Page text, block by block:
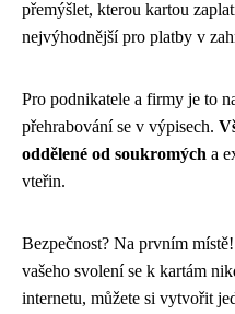
přemýšlet, kterou kartou
nejvýhodnější pro platby v
Pro podnikatele a firmy je to
přehrabování se v výpisech.
oddělené od soukromých a
vteřin.
Bezpečnost? Na prvním
vašeho svolení se k kartám
internetu, můžete si vytvořit